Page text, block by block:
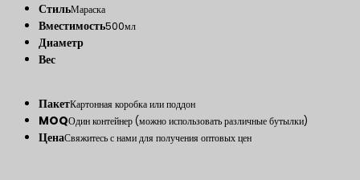
СтильМараска
Вместимость500мл
Диаметр
Вес
ПакетКартонная коробка или поддон
MOQОдин контейнер (можно использовать различные бутылки)
ЦенаСвяжитесь с нами для получения оптовых цен